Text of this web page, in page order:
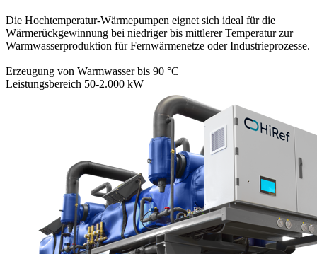
Die Hochtemperatur-Wärmepumpen eignet sich ideal für die
Wärmerückgewinnung bei niedriger bis mittlerer Temperatur zur
Warmwasserproduktion für Fernwärmenetze oder Industrieprozesse.
Erzeugung von Warmwasser bis 90 °C
Leistungsbereich 50-2.000 kW